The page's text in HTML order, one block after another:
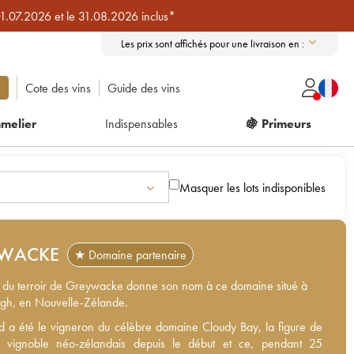
et le 31.08.2026 inclus*
Les prix sont affichés pour une livraison en :
Cote des vins Guide des vins
Indispensables 🍇 Primeurs
Masquer les lots indisponibles
★ Domaine partenaire
du terroir de Greywacke donne son nom à ce domaine situé à
en Nouvelle-Zélande.
a été le vigneron du célèbre domaine Cloudy Bay, la figure de
néo-zélandais depuis le début et ce, pendant 25
a été le vigneron du célèbre domaine Cloudy Bay, la figure de
vignoble néo-zélandais depuis le début et ce, pendant 25